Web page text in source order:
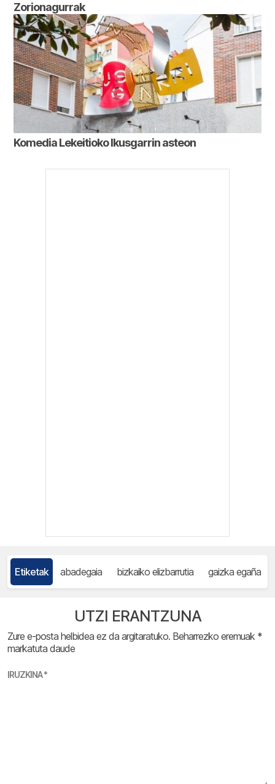
Zorionagurrak
Komedia Lekeitioko Ikusgarrin asteon
Etiketak abadegaia bizkaiko elizbarrutia gaizka egaña
UTZI ERANTZUNA
Zure e-posta helbidea ez da argitaratuko. Beharrezko eremuak *
markatuta daude
IRUZKINA*